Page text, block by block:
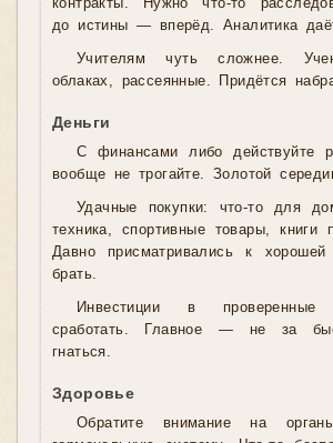
контракты. Нужно что-то
до истины — вперёд. Аналитика
Учителям чуть сложнее.
облаках, рассеянные. Придётся
Деньги
С финансами либо действуйте
вообще не трогайте. Золотой
Удачные покупки: что-то для
техника, спортивные товары, книги
Давно присматривались к
брать.
Инвестиции в
сработать. Главное — не за
гнаться.
Здоровье
Обратите внимание на